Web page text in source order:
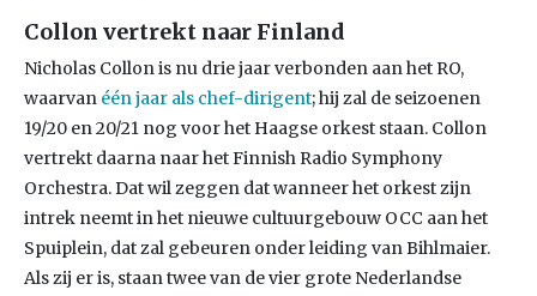
Collon vertrekt naar Finland
Nicholas Collon is nu drie jaar verbonden aan het RO,
waarvan één jaar als chef-dirigent; hij zal de seizoenen
19/20 en 20/21 nog voor het Haagse orkest staan. Collon
vertrekt daarna naar het Finnish Radio Symphony
Orchestra. Dat wil zeggen dat wanneer het orkest zijn
intrek neemt in het nieuwe cultuurgebouw OCC aan het
Spuiplein, dat zal gebeuren onder leiding van Bihlmaier.
Als zij er is, staan twee van de vier grote Nederlandse